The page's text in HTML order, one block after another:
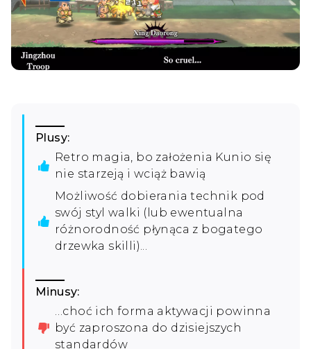
Plusy:
Retro magia, bo założenia Kunio się
nie starzeją i wciąż bawią
Możliwość dobierania technik pod
swój styl walki (lub ewentualna
różnorodność płynąca z bogatego
drzewka skilli)...
Minusy:
…choć ich forma aktywacji powinna
być zaproszona do dzisiejszych
standardów